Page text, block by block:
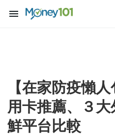
menu
【在家防疫懶
用卡推薦、３
鮮平台比較